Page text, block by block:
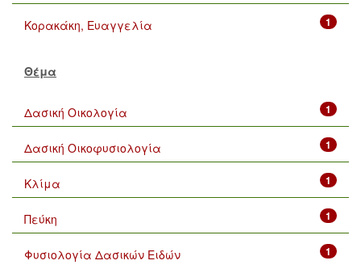
1
Κορακάκη, Ευαγγελία
Θέμα
1
Δασική Οικολογία
1
Δασική Οικοφυσιολογία
1
Κλίμα
1
Πεύκη
1
Φυσιολογία Δασικών Ειδών